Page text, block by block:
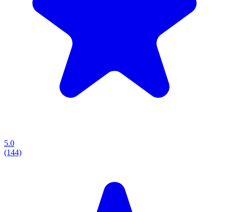
5.0
(144)